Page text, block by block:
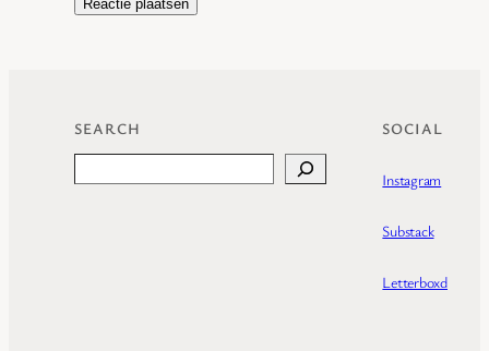
SEARCH SOCIAL
Instagram
Substack
Letterboxd